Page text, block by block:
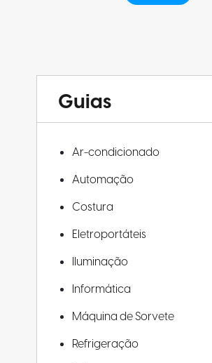
Guias
Ar-condicionado
Automação
Costura
Eletroportáteis
Iluminação
Informática
Máquina de Sorvete
Refrigeração